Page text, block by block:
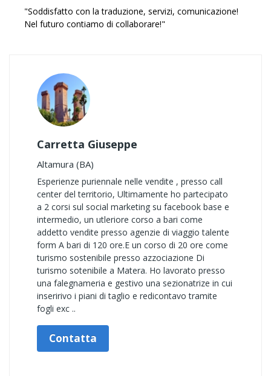
"Soddisfatto con la traduzione, servizi, comunicazione!
Nel futuro contiamo di collaborare!"
Carretta Giuseppe
Altamura (BA)
Esperienze puriennale nelle vendite , presso call
center del territorio, Ultimamente ho partecipato
a 2 corsi sul social marketing su facebook base e
intermedio, un utleriore corso a bari come
addetto vendite presso agenzie di viaggio talente
form A bari di 120 ore.E un corso di 20 ore come
turismo sostenibile presso azzociazione Di
turismo sotenibile a Matera. Ho lavorato presso
una falegnameria e gestivo una sezionatrize in cui
inseririvo i piani di taglio e redicontavo tramite
fogli exc ..
Contatta